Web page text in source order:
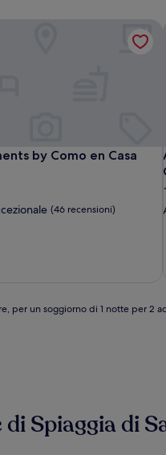
by Como en Casa
by Como en Casa
(46 recensioni)
per un soggiorno di 1 notte per
Spiaggia di